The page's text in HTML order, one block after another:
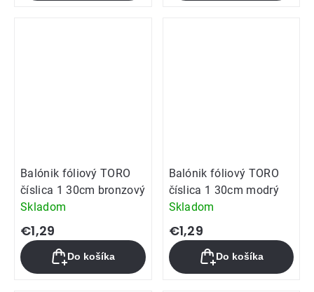
Balónik fóliový TORO
číslica 1 30cm bronzový
Skladom
€1,29
Do košíka
Balónik fóliový TORO
číslica 1 30cm modrý
Skladom
€1,29
Do košíka